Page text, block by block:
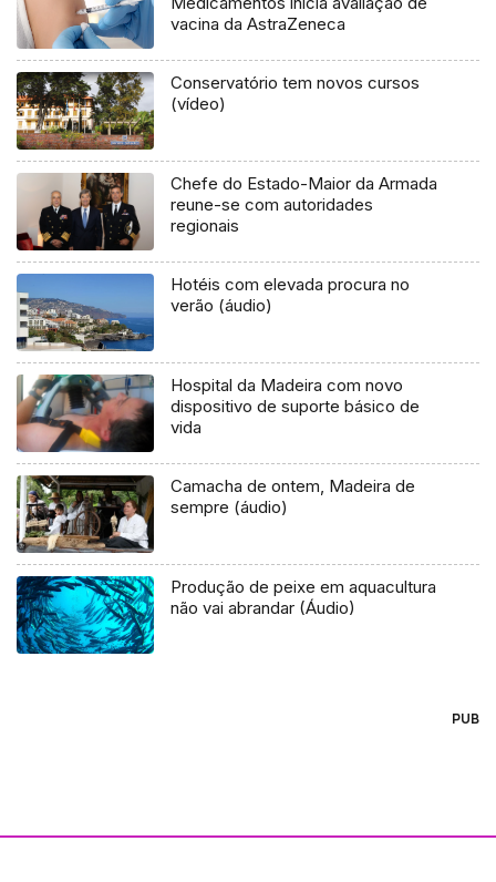
vacina da AstraZeneca
Conservatório tem novos cursos
(vídeo)
Chefe do Estado-Maior da Armada
reune-se com autoridades
regionais
Hotéis com elevada procura no
verão (áudio)
Hospital da Madeira com novo
dispositivo de suporte básico de
vida
Camacha de ontem, Madeira de
sempre (áudio)
Produção de peixe em aquacultura
não vai abrandar (Áudio)
PUB